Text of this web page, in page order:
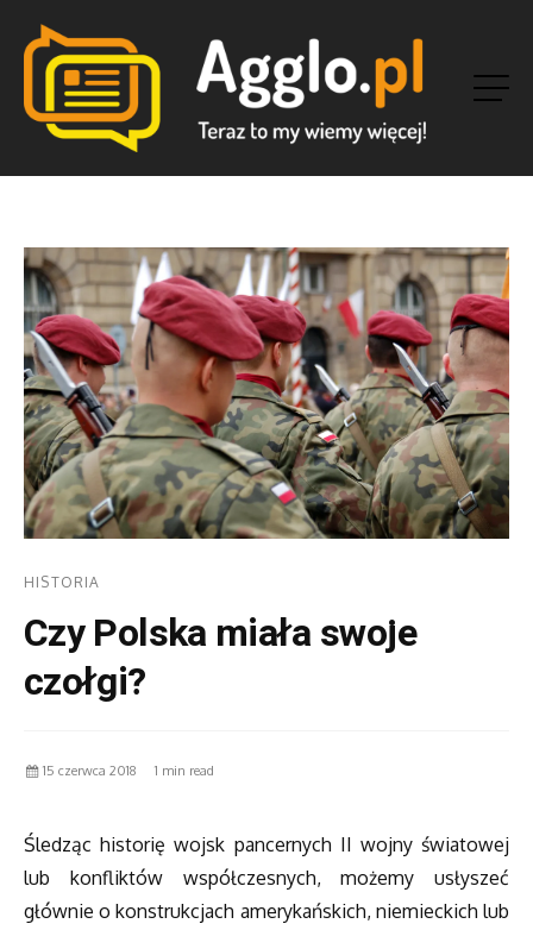
HISTORIA
Czy Polska miała swoje
czołgi?
15 czerwca 2018 1 min read
Śledząc historię wojsk pancernych II wojny światowej
lub konfliktów współczesnych, możemy usłyszeć
głównie o konstrukcjach amerykańskich, niemieckich lub